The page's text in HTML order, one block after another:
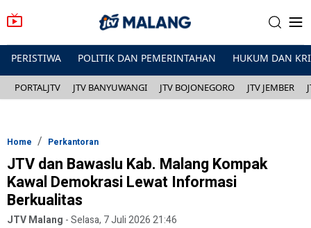
PERISTIWA POLITIK DAN PEMERINTAHAN HUKUM DAN
PORTALJTV JTV BANYUWANGI JTV BOJONEGORO JTV JEMBER
Home Perkantoran
JTV dan Bawaslu Kab. Malang Kompak
Kawal Demokrasi Lewat Informasi
Berkualitas
JTV Malang -Selasa, 7 Juli 2026 21:46